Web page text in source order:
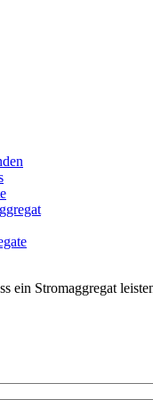
ein Stromaggregat